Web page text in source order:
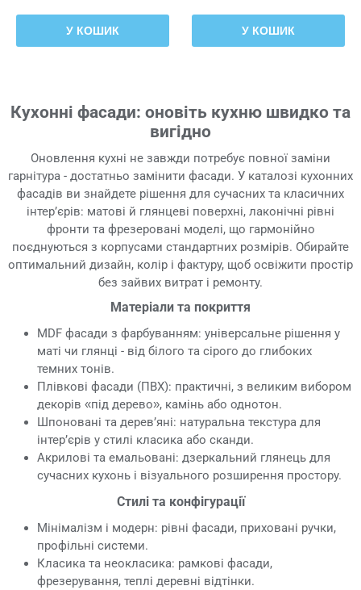
У КОШИК У КОШИК
Кухонні фасади: оновіть кухню швидко та
вигідно
Оновлення кухні не завжди потребує повної заміни
гарнітура - достатньо замінити фасади. У каталозі кухонних
фасадів ви знайдете рішення для сучасних та класичних
інтер’єрів: матові й глянцеві поверхні, лаконічні рівні
фронти та фрезеровані моделі, що гармонійно
поєднуються з корпусами стандартних розмірів. Обирайте
оптимальний дизайн, колір і фактуру, щоб освіжити простір
без зайвих витрат і ремонту.
Матеріали та покриття
MDF фасади з фарбуванням: універсальне рішення у
маті чи глянці - від білого та сірого до глибоких
темних тонів.
Плівкові фасади (ПВХ): практичні, з великим вибором
декорів «під дерево», камінь або однотон.
Шпоновані та дерев’яні: натуральна текстура для
інтер’єрів у стилі класика або сканди.
Акрилові та емальовані: дзеркальний глянець для
сучасних кухонь і візуального розширення простору.
Стилі та конфігурації
Мінімалізм і модерн: рівні фасади, приховані ручки,
профільні системи.
Класика та неокласика: рамкові фасади,
фрезерування, теплі деревні відтінки.